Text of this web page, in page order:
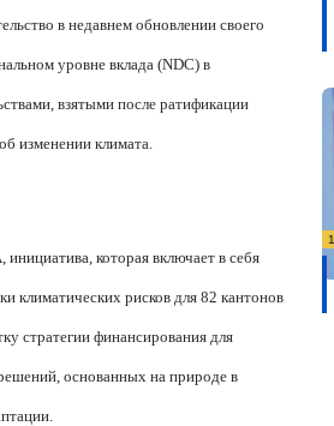
в недавнем обновлении своего
уровне вклада (NDC) в
взятыми после ратификации
изменении климата.
которая включает в себя
климатических рисков для 82 кантонов
стратегии финансирования для
основанных на природе в